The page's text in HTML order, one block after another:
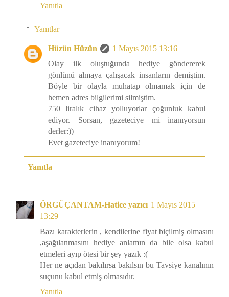
Yanıtla
Yanıtlar
Hüzün Hüzün
1 Mayıs 2015 13:16
Olay ilk oluştuğunda hediye göndererek
gönlünü almaya çalışacak insanların demiştim.
Böyle bir olayla muhatap olmamak için de
hemen adres bilgilerimi silmiştim.
750 liralık cihaz yolluyorlar çoğunluk kabul
ediyor. Sorsan, gazeteciye mi inanıyorsun
derler:))
Evet gazeteciye inanıyorum!
Yanıtla
ÖRGÜÇANTAM-Hatice yazıcı 1 Mayıs 2015
13:29
Bazı karakterlerin , kendilerine fiyat biçilmiş olmasını
,aşağılanmasını hediye anlamın da bile olsa kabul
etmeleri ayıp ötesi bir şey yazık :(
Her ne açıdan bakılırsa bakılsın bu Tavsiye kanalının
suçunu kabul etmiş olmasıdır.
Yanıtla